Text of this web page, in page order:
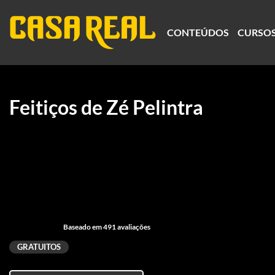
CONTEÚDOS
Feitiços de Zé Pelintra
Baseado em 491 avaliações
GRATUITOS